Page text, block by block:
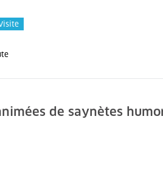
de saynètes